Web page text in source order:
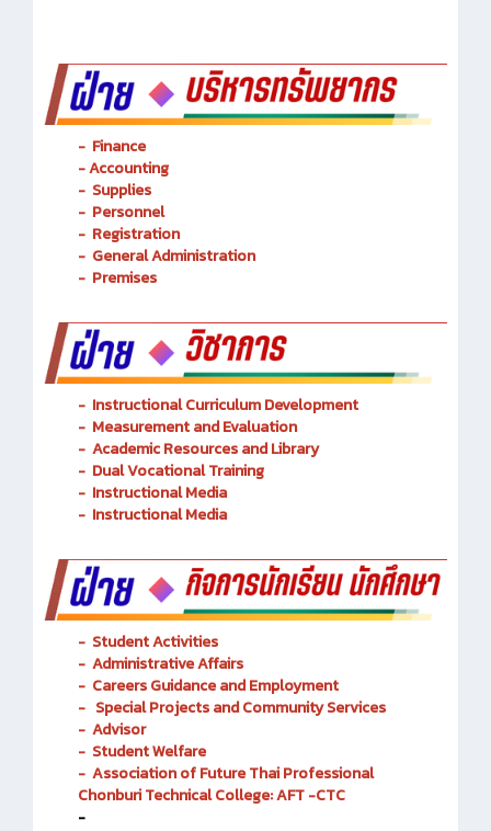
- Finance
-Accounting
- Supplies
- Personnel
- Registration
- General Administration
- Premises
- Instructional Curriculum Development
- Measurement and Evaluation
- Academic Resources and Library
- Dual Vocational Training
- Instructional Media
- Instructional Media
- Student Activities
- Administrative Affairs
- Careers Guidance and Employment
- Special Projects and Community Services
- Advisor
- Student Welfare
- Association of Future Thai Professional
Chonburi Technical College: AFT -CTC
-